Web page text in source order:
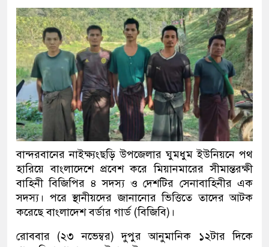
বান্দরবানের নাইক্ষ্যংছড়ি উপজেলার ঘুমধুম ইউনিয়নে পথ
হারিয়ে বাংলাদেশে প্রবেশ করে মিয়ানমারের সীমান্তরক্ষী
বাহিনী বিজিপির ৪ সদস্য ও দেশটির সেনাবাহিনীর এক
সদস্য। পরে স্থানীয়দের জানানোর ভিত্তিতে তাদের আটক
করেছে বাংলাদেশ বর্ডার গার্ড (বিজিবি)।
রোববার (২৩ নভেম্বর) দুপুর আনুমানিক ১২টার দিকে